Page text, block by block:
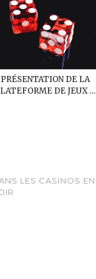
PRÉSENTATION DE LA
DE JEUX …
LES CASINOS EN